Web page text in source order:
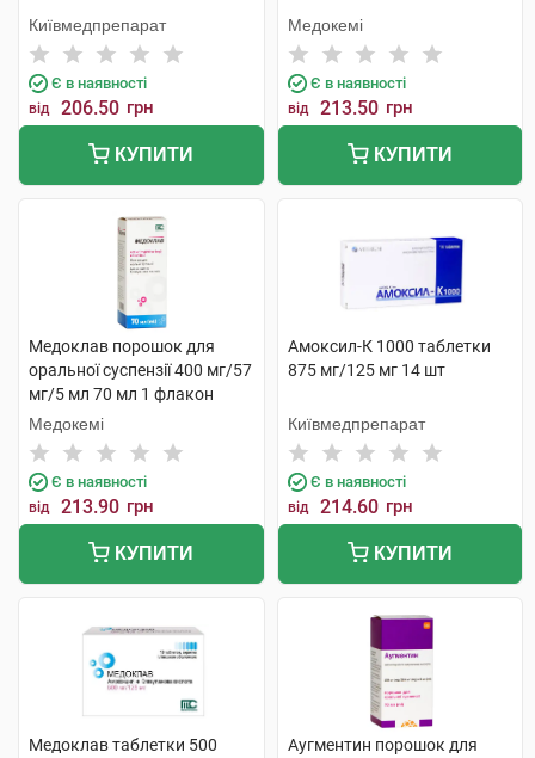
Київмедпрепарат
Є в наявності
від 206.50 грн
КУПИТИ
Медокемі
Є в наявності
від 213.50 грн
КУПИТИ
Медоклав порошок для
оральної суспензії 400 мг/57
мг/5 мл 70 мл 1 флакон
Медокемі
Є в наявності
від 213.90 грн
КУПИТИ
Амоксил-К 1000 таблетки
875 мг/125 мг 14 шт
Київмедпрепарат
Є в наявності
від 214.60 грн
КУПИТИ
Медоклав таблетки 500
Аугментин порошок для